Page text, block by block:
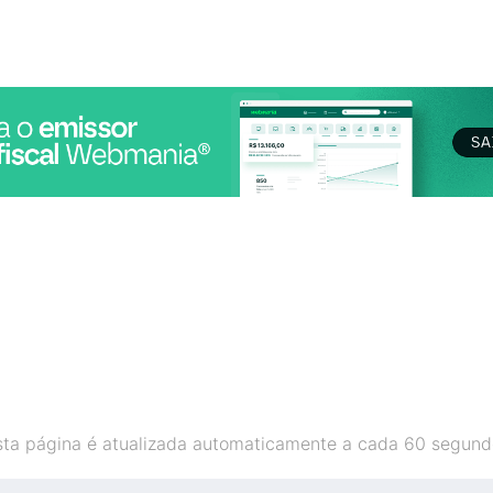
página é atualizada automaticamente a cada 60